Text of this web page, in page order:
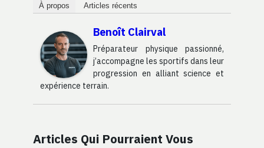
À propos Articles récents
Benoît Clairval
Préparateur physique passionné,
j’accompagne les sportifs dans leur
progression en alliant science et
expérience terrain.
Articles Qui Pourraient Vous